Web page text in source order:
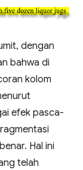
dengan
bahwa di
kolom
efek pasca-
Hal ini
telah